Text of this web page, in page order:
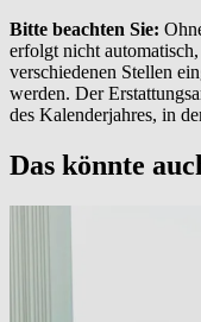
Bitte beachten Sie:
erfolgt nicht
verschiedenen Stellen
werden. Der
des Kalenderjahres, in
Das könnte